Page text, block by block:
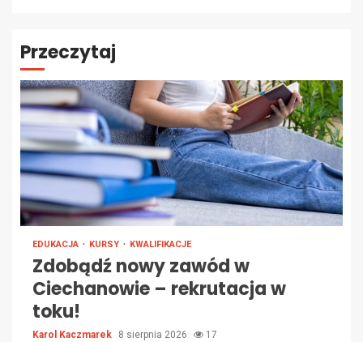
Przeczytaj
EDUKACJA KURSY KWALIFIKACJE
Zdobądź nowy zawód w
Ciechanowie – rekrutacja w
toku!
Karol Kaczmarek 8 sierpnia 2026 17